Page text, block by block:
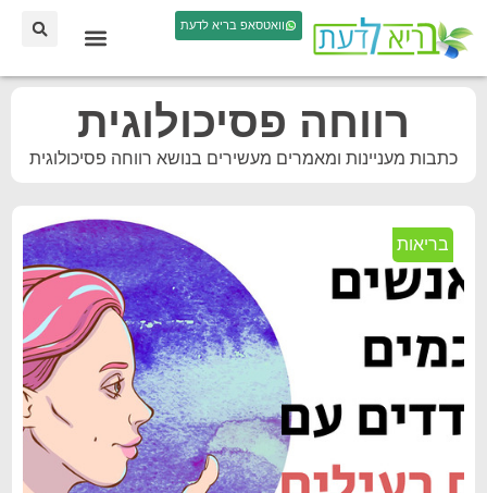
וואטסאפ בריא לדעת
רווחה פסיכולוגית
כתבות מעניינות ומאמרים מעשירים בנושא רווחה פסיכולוגית
בריאות